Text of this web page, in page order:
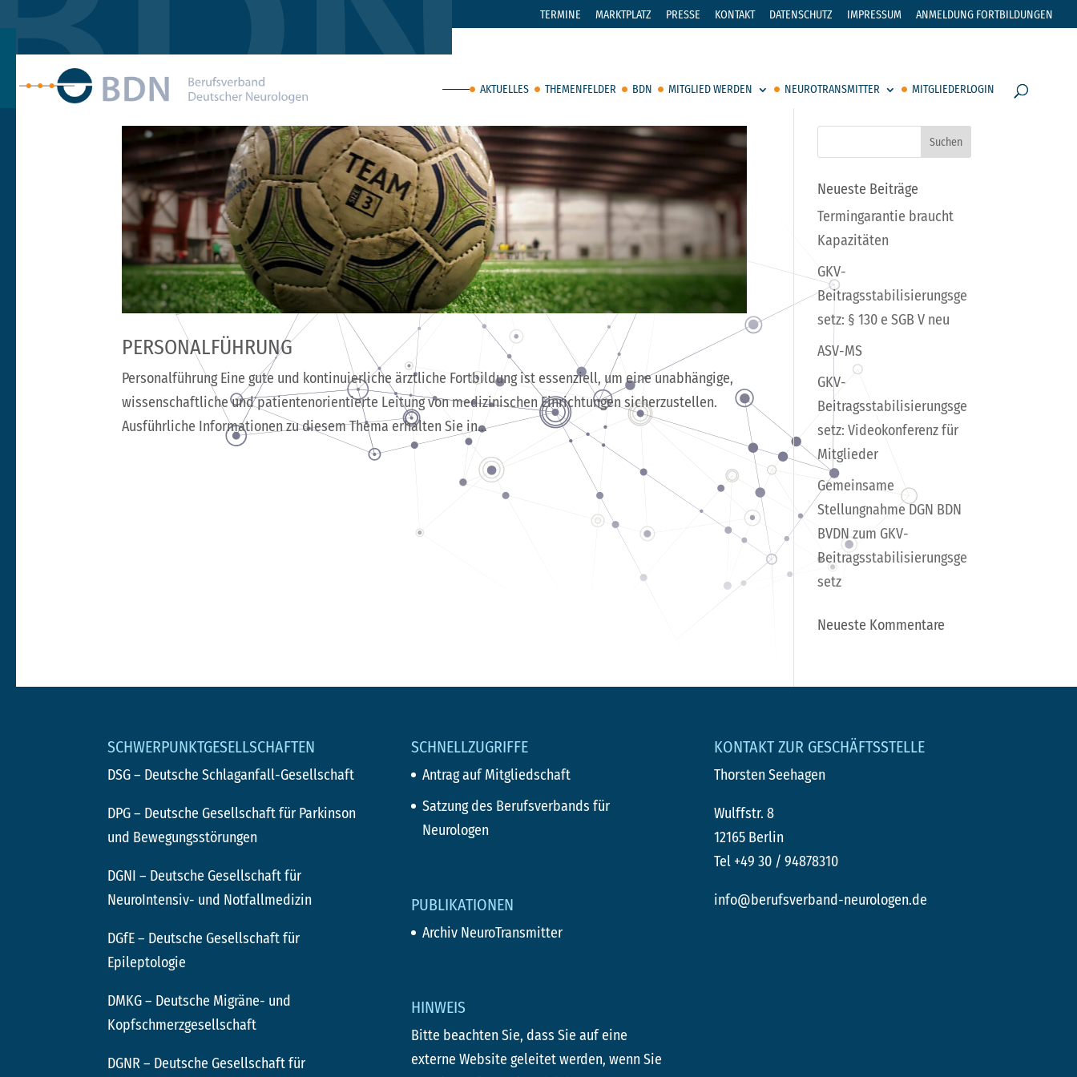
TERMINE MARKTPLATZ PRESSE KONTAKT DATENSCHUTZ IMPRESSUM ANMELDUNG FORTBILDUNGEN
AKTUELLES THEMENFELDER BDN MITGLIED WERDEN NEUROTRANSMITTER MITGLIEDERLOGIN
PERSONALFÜHRUNG
Personalführung Eine gute und kontinuierliche ärztliche Fortbildung ist essenziell, um eine unabhängige,
wissenschaftliche und patientenorientierte Leitung von medizinischen Einrichtungen sicherzustellen.
Ausführliche Informationen zu diesem Thema erhalten Sie in...
Neueste Beiträge
Termingarantie braucht
Kapazitäten
GKV-
Beitragsstabilisierungsge
setz: § 130 e SGB V neu
ASV-MS
GKV-
Beitragsstabilisierungsge
setz: Videokonferenz für
Mitglieder
Gemeinsame
Stellungnahme DGN BDN
BVDN zum GKV-
Beitragsstabilisierungsge
setz
Neueste Kommentare
SCHWERPUNKTGESELLSCHAFTEN
DSG– Deutsche Schlaganfall-Gesellschaft
DPG– Deutsche Gesellschaft für Parkinson
und Bewegungsstörungen
DGNI – Deutsche Gesellschaft für
NeuroIntensiv- und Notfallmedizin
DGfE– Deutsche Gesellschaft für
Epileptologie
DMKG– Deutsche Migräne- und
Kopfschmerzgesellschaft
DGNR– Deutsche Gesellschaft für
SCHNELLZUGRIFFE
Antrag auf Mitgliedschaft
Satzung des Berufsverbands für
Neurologen
PUBLIKATIONEN
Archiv NeuroTransmitter
HINWEIS
Bitte beachten Sie, dass Sie auf eine
externe Website geleitet werden, wenn Sie
KONTAKT ZUR GESCHÄFTSSTELLE
Thorsten Seehagen
Wulffstr. 8
12165 Berlin
Tel +49 30 / 94878310
info@berufsverband-neurologen.de